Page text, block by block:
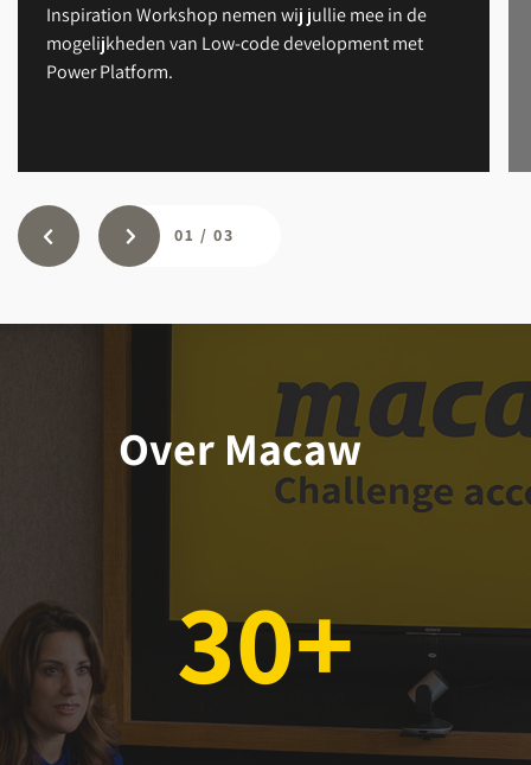
01 / 03
Inspiration Workshop nemen wij jullie mee in de
mogelijkheden van Low-code development met
Power Platform.
Over Macaw
30+